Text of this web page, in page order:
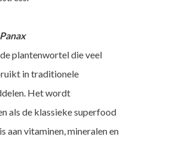
plantenwortel die veel
in traditionele
Het wordt
als de klassieke superfood
aan vitaminen, mineralen en